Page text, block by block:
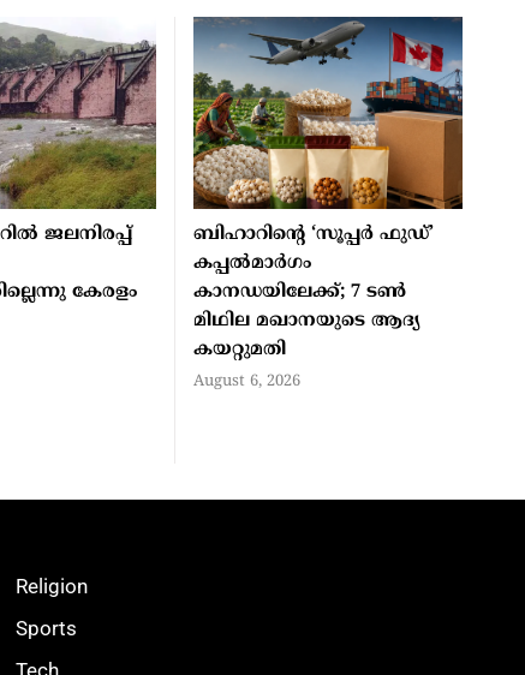
ജലനിരപ്പ്
കേരളം
ബിഹാറിന്റെ ‘സൂപ്പർ ഫുഡ്’
കപ്പൽമാർഗം
കാനഡയിലേക്ക്; 7 ടൺ
മിഥില മഖാനയുടെ ആദ്യ
കയറ്റുമതി
August 6, 2026
Religion
Sports